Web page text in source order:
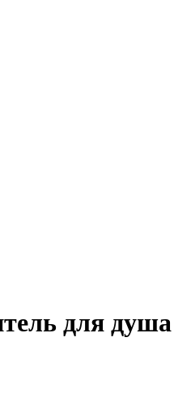
для душа